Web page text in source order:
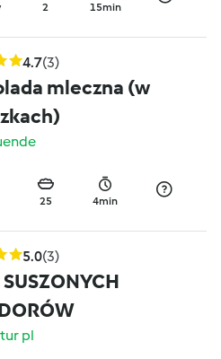
2 15min
4.7(3)
mleczna (w
25 4min
5.0(3)
SUSZONYCH
pl